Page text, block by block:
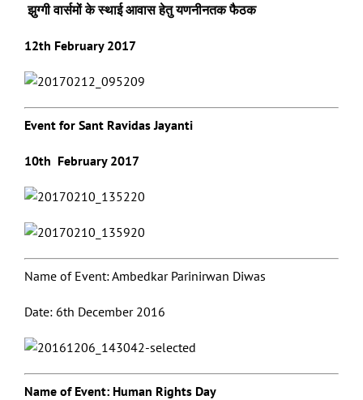
झुग्गी वार्समों के स्थाई आवास हेतु यणनीनतक फैठक
12th February 2017
Event for Sant Ravidas Jayanti
10th February 2017
Name of Event: Ambedkar Parinirwan Diwas
Date: 6th December 2016
Name of Event: Human Rights Day